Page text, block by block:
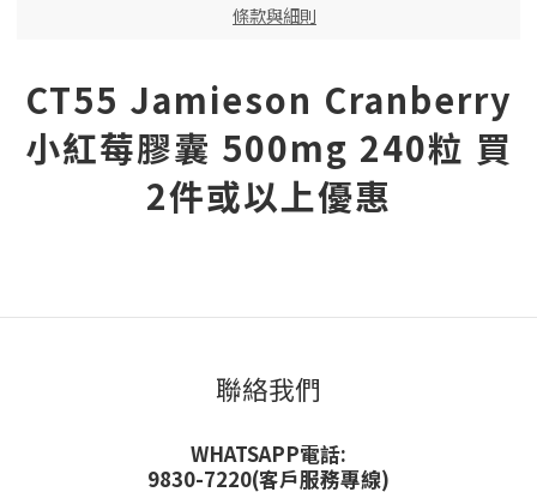
條款與細則
CT55 Jamieson Cranberry
小紅莓膠囊 500mg 240粒 買
2件或以上優惠
聯絡我們
WHATSAPP電話:
9830-7220(客戶服務專線)